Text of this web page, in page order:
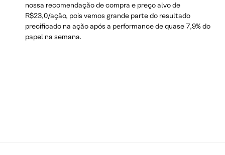
nossa recomendação de compra e preço alvo de
R$23,0/ação, pois vemos grande parte do resultado
precificado na ação após a performance de quase 7,9% do
papel na semana.